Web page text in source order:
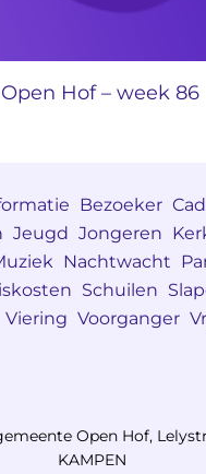
Hof – week 86
Bezoeker
Jeugd Jongeren
Nachtwacht
Schuilen
Viering Voorganger
Open Hof,
KAMPEN